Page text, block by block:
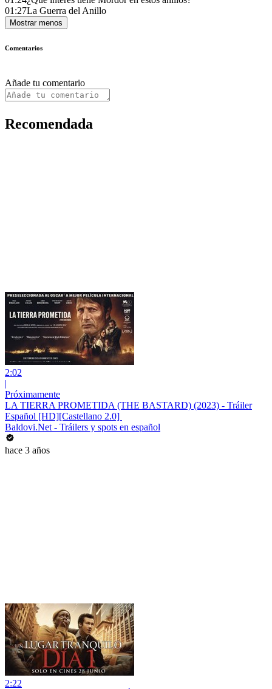
01:27La Guerra del Anillo
Mostrar menos
Comentarios
Añade tu comentario
Recomendada
2:02
|
Próximamente
LA TIERRA PROMETIDA (THE BASTARD) (2023) - Tráiler
Español [HD][Castellano 2.0] ️
Baldovi.Net - Tráilers y spots en español
hace 3 años
2:22